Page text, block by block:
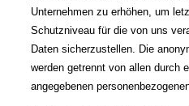
Unternehmen zu erhöhen, um
Schutzniveau für die von uns
Daten sicherzustellen. Die
werden getrennt von allen durch
angegebenen